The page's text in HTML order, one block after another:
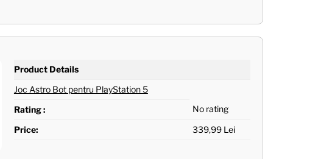
Product Details
Joc Astro Bot pentru PlayStation 5
Rating :
No rating
Price:
339,99 Lei